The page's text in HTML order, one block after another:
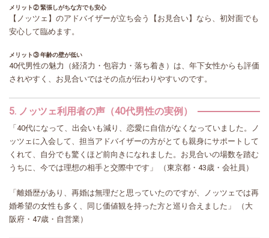
メリット② 緊張しがちな方でも安心
【ノッツェ】のアドバイザーが立ち会う【お見合い】なら、初対面でも
安心して臨めます。
メリット③ 年齢の壁が低い
40代男性の魅力（経済力・包容力・落ち着き）は、年下女性からも評価
されやすく、お見合いではその点が伝わりやすいのです。
5. ノッツェ利用者の声（40代男性の実例）
「40代になって、出会いも減り、恋愛に自信がなくなっていました。ノ
ッツェに入会して、担当アドバイザーの方がとても親身にサポートして
くれて、自分でも驚くほど前向きになれました。お見合いの場数を踏む
うちに、今では理想の相手と交際中です」 （東京都・43歳・会社員）
「離婚歴があり、再婚は無理だと思っていたのですが、ノッツェでは再
婚希望の女性も多く、同じ価値観を持った方と巡り合えました」 （大
阪府・47歳・自営業）